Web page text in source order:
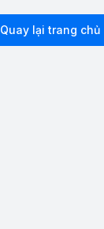
Quay lại trang chủ